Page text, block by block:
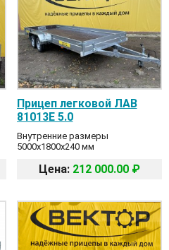
Прицеп легковой ЛАВ
81013E 5.0
Внутренние размеры
5000x1800x240 мм
Цена: 212 000.00 ₽